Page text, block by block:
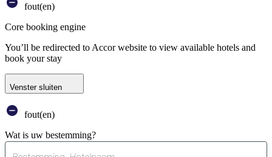
fout(en)
Core booking engine
You’ll be redirected to Accor website to view available hotels and
book your stay
Venster sluiten
fout(en)
Wat is uw bestemming?